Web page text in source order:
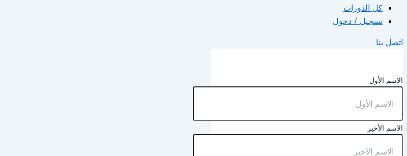
كل الدورات
تسجيل / دخول
اتصل بنا
الاسم الأول
الاسم الأخير